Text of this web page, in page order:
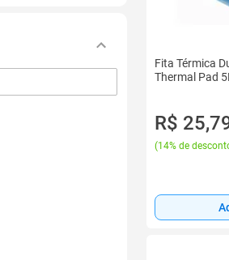
Fita Térmica
Thermal Pad
R$
(14% de